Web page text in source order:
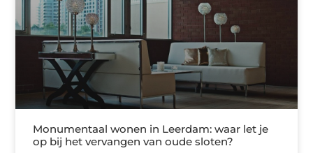
Monumentaal wonen in Leerdam: waar let je
op bij het vervangen van oude sloten?